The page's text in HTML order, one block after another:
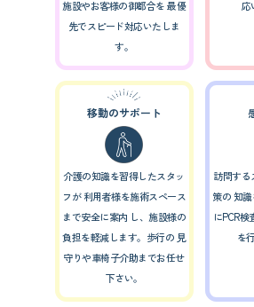
施設やお客様の御都合を最優
先でスピード対応いたしま
す。
応
移動のサポート
介護の知識を習得したスタッ
フが利用者様を施術スペース
まで安全に案内 し、施設様の
負担を軽減します。歩行の 見
守りや車椅子介助までお任せ
下さい。
訪問す
策の知
にPCR検
を